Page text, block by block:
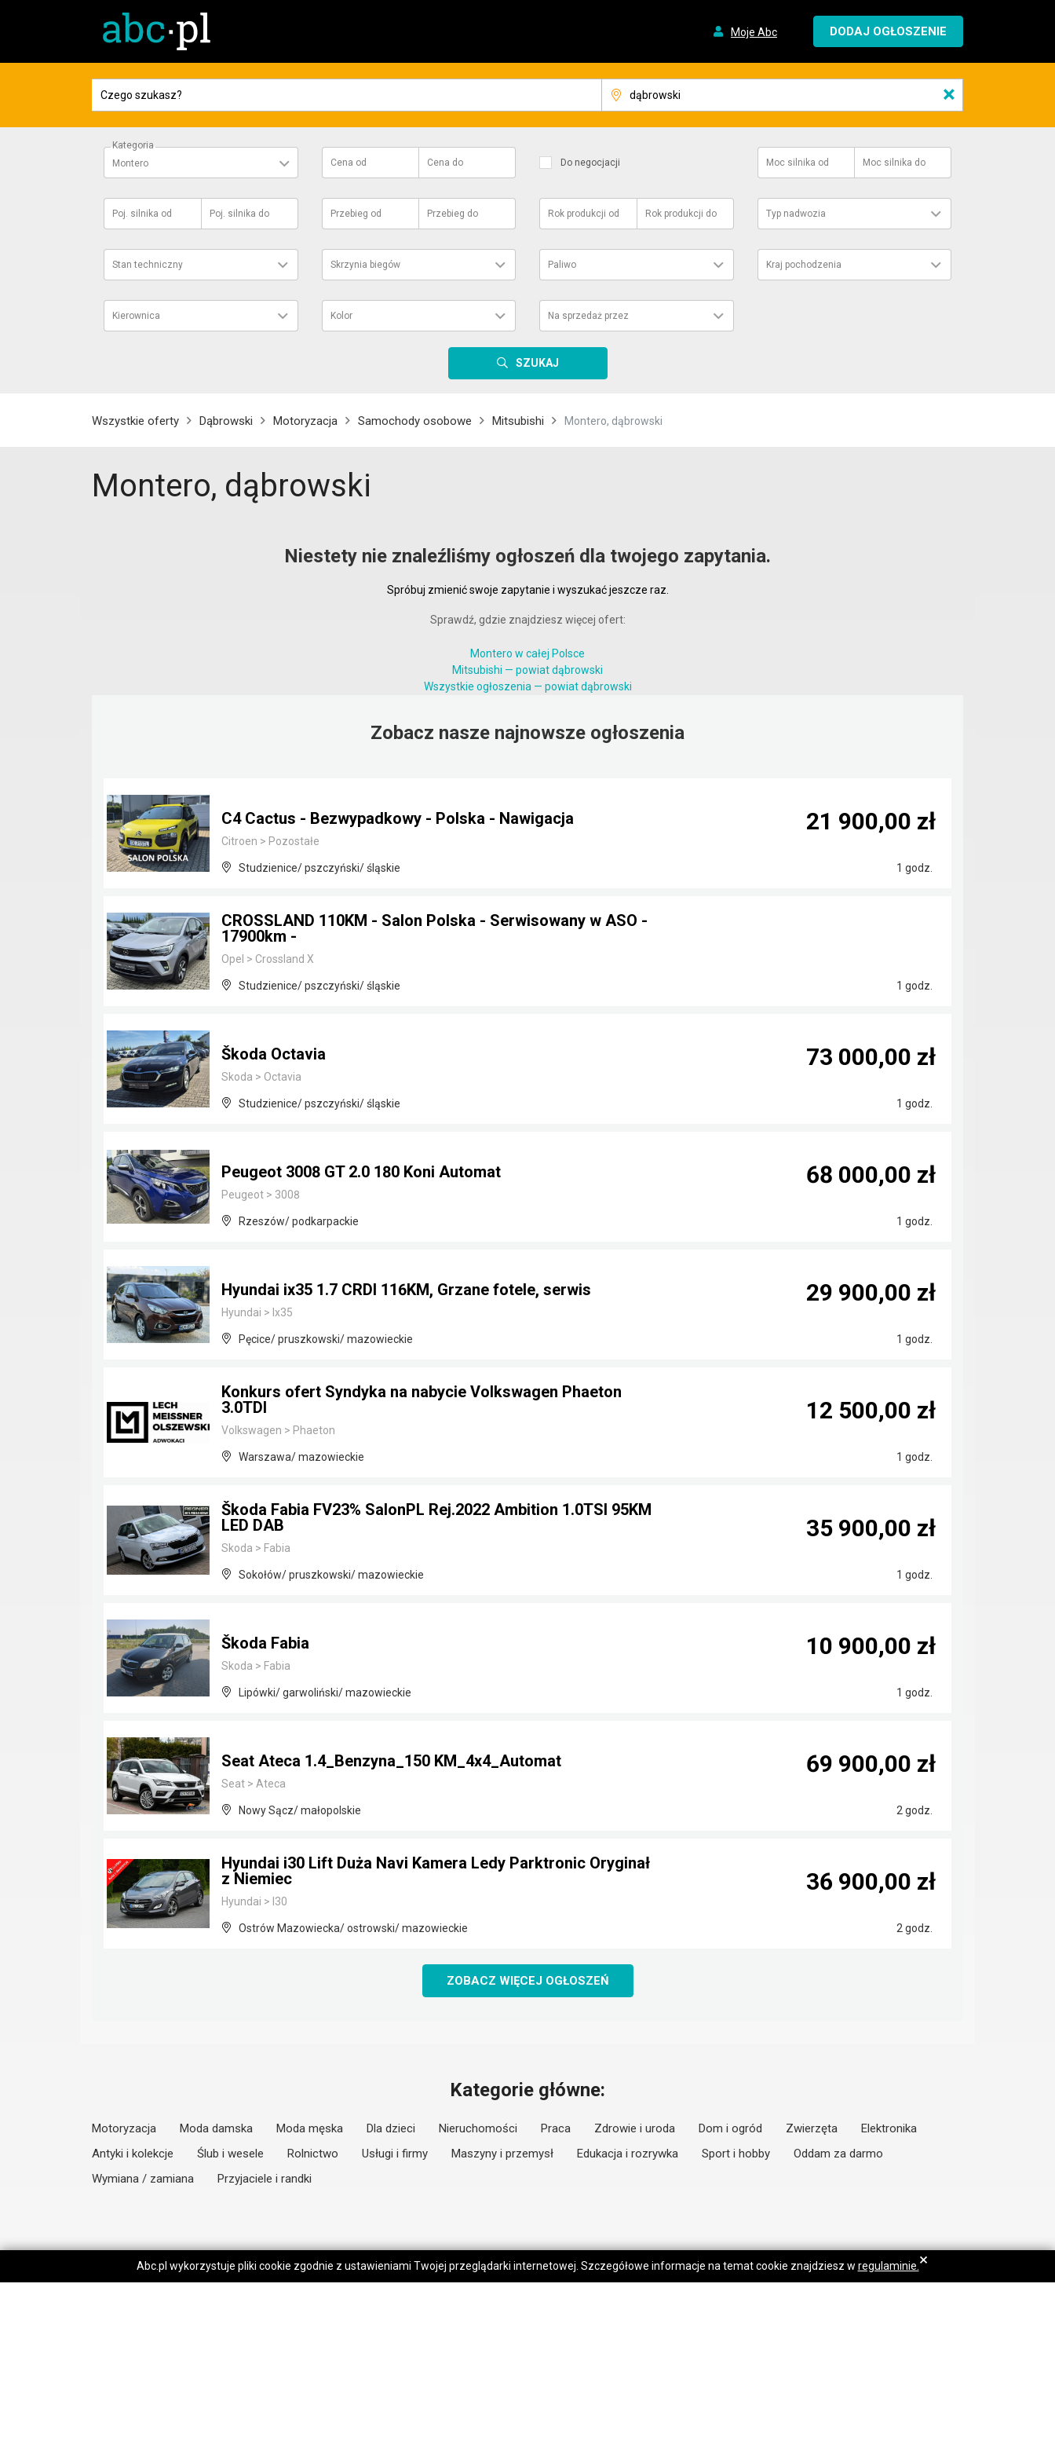
Moje Abc DODAJ OGŁOSZENIE
×
Kategoria
Montero
Cena od Cena do Do negocjacji Moc silnika od Moc silnika do
Poj. silnika od Poj. silnika do Przebieg od Przebieg do Rok produkcji od Rok produkcji do Typ nadwozia
Stan techniczny Skrzynia biegów Paliwo Kraj pochodzenia
Kierownica Kolor Na sprzedaż przez
SZUKAJ
Wszystkie oferty Dąbrowski Motoryzacja Samochody osobowe Mitsubishi Montero, dąbrowski
Montero, dąbrowski
Niestety nie znaleźliśmy ogłoszeń dla twojego zapytania.
Spróbuj zmienić swoje zapytanie i wyszukać jeszcze raz.
Sprawdź, gdzie znajdziesz więcej ofert:
Montero w całej Polsce
Mitsubishi — powiat dąbrowski
Wszystkie ogłoszenia — powiat dąbrowski
Zobacz nasze najnowsze ogłoszenia
C4 Cactus - Bezwypadkowy - Polska - Nawigacja
Citroen > Pozostałe
Studzienice/ pszczyński/ śląskie 1 godz.
21 900,00 zł
CROSSLAND 110KM - Salon Polska - Serwisowany w ASO -
17900km -
Opel > Crossland X
Studzienice/ pszczyński/ śląskie 1 godz.
Škoda Octavia
Skoda > Octavia
Studzienice/ pszczyński/ śląskie 1 godz.
73 000,00 zł
Peugeot 3008 GT 2.0 180 Koni Automat
Peugeot > 3008
Rzeszów/ podkarpackie 1 godz.
68 000,00 zł
Hyundai ix35 1.7 CRDI 116KM, Grzane fotele, serwis
Hyundai > Ix35
Pęcice/ pruszkowski/ mazowieckie 1 godz.
29 900,00 zł
Konkurs ofert Syndyka na nabycie Volkswagen Phaeton
3.0TDI
Volkswagen > Phaeton
Warszawa/ mazowieckie 1 godz.
12 500,00 zł
Škoda Fabia FV23% SalonPL Rej.2022 Ambition 1.0TSI 95KM
LED DAB
Skoda > Fabia
Sokołów/ pruszkowski/ mazowieckie 1 godz.
35 900,00 zł
Škoda Fabia
Skoda > Fabia
Lipówki/ garwoliński/ mazowieckie 1 godz.
10 900,00 zł
Seat Ateca 1.4_Benzyna_150 KM_4x4_Automat
Seat > Ateca
Nowy Sącz/ małopolskie 2 godz.
69 900,00 zł
Hyundai i30 Lift Duża Navi Kamera Ledy Parktronic Oryginał
z Niemiec
Hyundai > I30
Ostrów Mazowiecka/ ostrowski/ mazowieckie 2 godz.
36 900,00 zł
ZOBACZ WIĘCEJ OGŁOSZEŃ
Kategorie główne:
Motoryzacja Moda damska Moda męska Dla dzieci Nieruchomości Praca Zdrowie i uroda Dom i ogród Zwierzęta
Elektronika
Antyki i kolekcje
Ślub i wesele Rolnictwo Usługi i firmy Maszyny i przemysł Edukacja i rozrywka Sport i hobby
Oddam za darmo
Wymiana / zamiana
Przyjaciele i randki
Abc.pl wykorzystuje pliki cookie zgodnie z ustawieniami Twojej przeglądarki internetowej. Szczegółowe informacje na temat cookie znajdziesz w regulaminie. ×